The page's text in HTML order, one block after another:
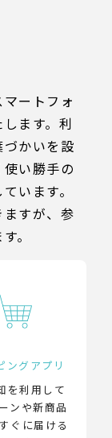
ートフォ
ます。利
かいを設
い勝手の
います。
すが、参
。
ングアプリ
を利用して
ンや新商品
ぐに届ける